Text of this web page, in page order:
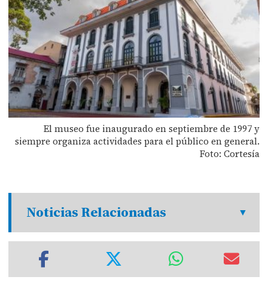
El museo fue inaugurado en septiembre de 1997 y
siempre organiza actividades para el público en general.
Foto: Cortesía
Noticias Relacionadas